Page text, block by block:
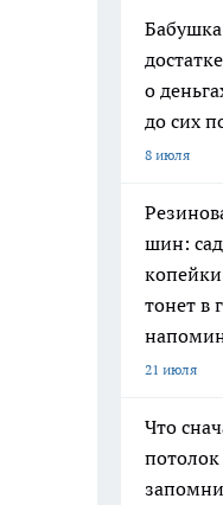
о
до сих
8 июля
шин:
тонет в
21 июля
Что